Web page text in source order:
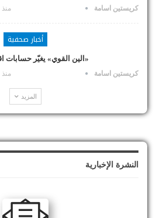
كريستين اسامة منذ
أخبار صحفية
«الين القوي» يغيّر حسابات
كريستين اسامة منذ
المزيد
النشرة الإخبارية